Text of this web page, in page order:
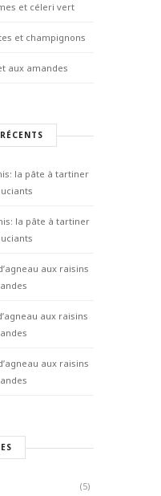
et céleri vert
et champignons
aux amandes
la pâte à tartiner
la pâte à tartiner
aux raisins
aux raisins
aux raisins
(5)